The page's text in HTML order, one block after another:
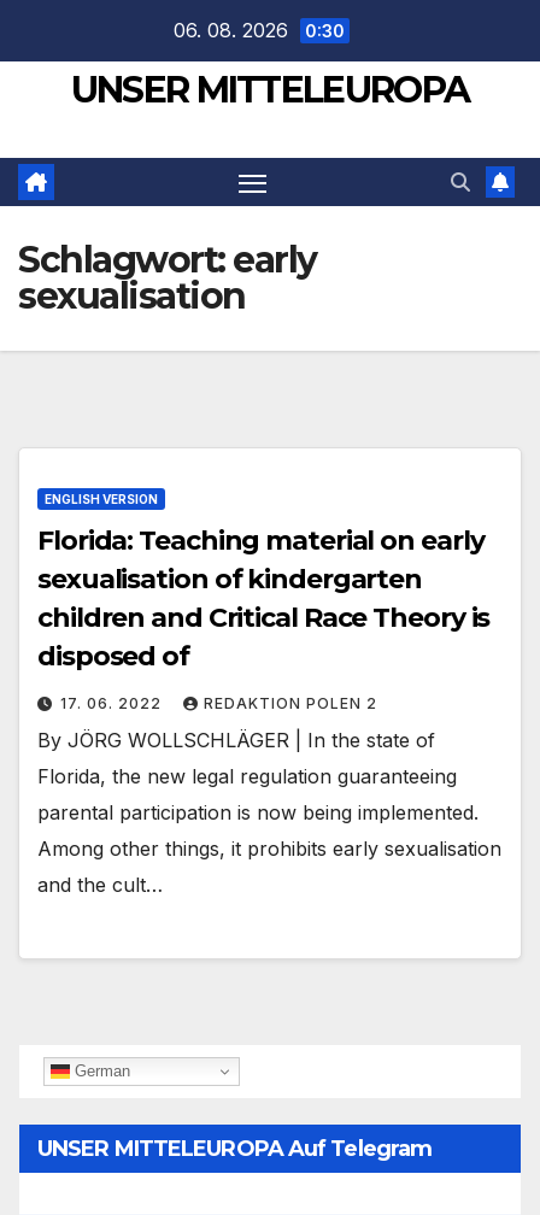
springen
06. 08. 2026 0:30
UNSER MITTELEUROPA
Schlagwort:early
sexualisation
ENGLISH VERSION
Florida: Teaching material on early
sexualisation of kindergarten
children and Critical Race Theory is
disposed of
17. 06. 2022 REDAKTION POLEN 2
By JÖRG WOLLSCHLÄGER | In the state of
Florida, the new legal regulation guaranteeing
parental participation is now being implemented.
Among other things, it prohibits early sexualisation
and the cult…
German
UNSER MITTELEUROPA Auf Telegram